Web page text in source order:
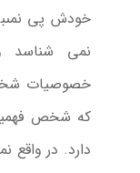
خودش پى
نمى‏ شناسد
خصوصیات
كه شخص
دارد. در واقع